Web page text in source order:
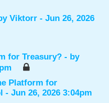
Viktorr - Jun 26, 2026
for Treasury? - by
Platform for
- Jun 26, 2026 3:04pm